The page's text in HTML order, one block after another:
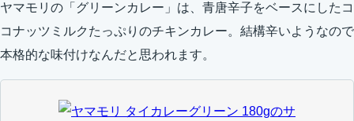
ヤマモリの「グリーンカレー」は、青唐辛子をベースにしたコ
コナッツミルクたっぷりのチキンカレー。結構辛いようなので
本格的な味付けなんだと思われます。